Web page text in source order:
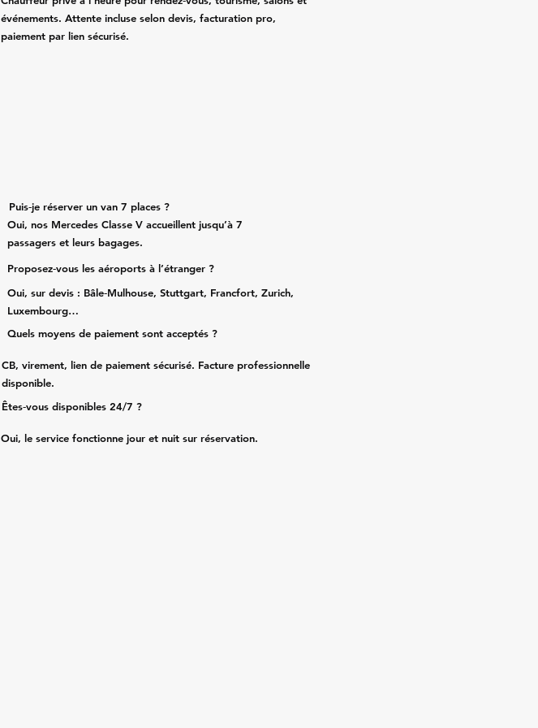
événements. Attente incluse selon devis, facturation pro,
paiement par lien sécurisé.
Puis‑je réserver un van 7 places ?
Oui, nos Mercedes Classe V accueillent jusqu’à 7
passagers et leurs bagages.
Proposez‑vous les aéroports à l’étranger ?
Oui, sur devis : Bâle‑Mulhouse, Stuttgart, Francfort, Zurich,
Luxembourg…
Quels moyens de paiement sont acceptés ?
CB, virement, lien de paiement sécurisé. Facture professionnelle
disponible.
Êtes‑vous disponibles 24/7 ?
Oui, le service fonctionne jour et nuit sur réservation.